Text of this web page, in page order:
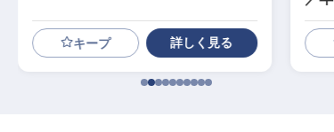
キープ 詳しく見る